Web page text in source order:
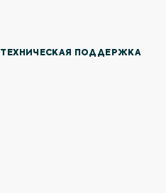
ТЕХНИЧЕСКАЯ ПОДДЕРЖКА